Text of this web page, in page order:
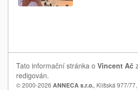
Tato informační stránka o Vincent Ač
redigován.
© 2000-2026 ANNECA s.r.o., Klíšská 977/